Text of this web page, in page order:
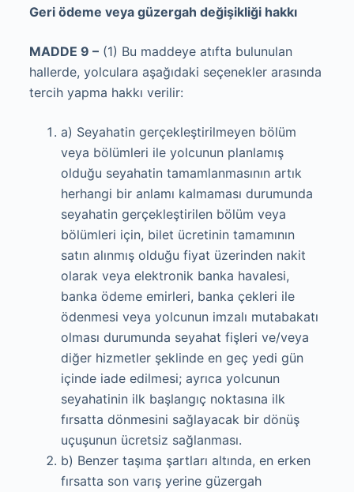
Geri ödeme veya güzergah değişikliği hakkı
MADDE 9 –(1) Bu maddeye atıfta bulunulan
hallerde, yolculara aşağıdaki seçenekler arasında
tercih yapma hakkı verilir:
a) Seyahatin gerçekleştirilmeyen bölüm
veya bölümleri ile yolcunun planlamış
olduğu seyahatin tamamlanmasının artık
herhangi bir anlamı kalmaması durumunda
seyahatin gerçekleştirilen bölüm veya
bölümleri için, bilet ücretinin tamamının
satın alınmış olduğu fiyat üzerinden nakit
olarak veya elektronik banka havalesi,
banka ödeme emirleri, banka çekleri ile
ödenmesi veya yolcunun imzalı mutabakatı
olması durumunda seyahat fişleri ve/veya
diğer hizmetler şeklinde en geç yedi gün
içinde iade edilmesi; ayrıca yolcunun
seyahatinin ilk başlangıç noktasına ilk
fırsatta dönmesini sağlayacak bir dönüş
uçuşunun ücretsiz sağlanması.
b) Benzer taşıma şartları altında, en erken
fırsatta son varış yerine güzergah